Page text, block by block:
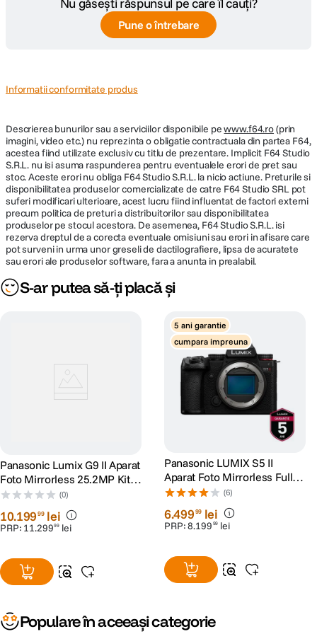
format 4:2:2*. Aceasta este adecvata pentru inregistrare video
profesionista care necesita monitorizare exacta a imaginilor sau pentru
inregistrare de inalta calitate pe dispozitive externe cu codec (cum ar fi
ProRes). Un suport de blocare a cablului pentru cablul HDMI este inclus in
Borna de intrare/iesire TC
Codul de timp poate fi sincronizat cu un dispozitiv extern cu ajutorul
cablului de conversie BNC inclus in pachet. Aceasta permite editarea cu
Intrarea LINIE se realizeaza printr-o mufa de microfon de 3,5 mm. Aceasta
face posibila redarea sunetului de pe un dispozitiv audio extern, pentru o
productie video mai eficienta.
Pune o întrebare
Informatii conformitate produs
Descrierea bunurilor sau a serviciilor disponibile pewww.f64.ro(prin
imagini, video etc.) nu reprezinta o obligatie contractuala din partea F64,
acestea fiind utilizate exclusiv cu titlu de prezentare. Implicit F64 Studio
S.R.L. nu isi asuma raspunderea pentru eventualele erori de pret sau
stoc. Aceste erori nu obliga F64 Studio S.R.L. la nicio actiune. Preturile si
disponibilitatea produselor comercializate de catre F64 Studio SRL pot
suferi modificari ulterioare, acest lucru fiind influentat de factori externi
precum politica de preturi a distribuitorilor sau disponibilitatea
produselor pe stocul acestora. De asemenea, F64 Studio S.R.L. isi
rezerva dreptul de a corecta eventuale omisiuni sau erori in afisare care
pot surveni in urma unor greseli de dactilografiere, lipsa de acuratete
sau erori ale produselor software, fara a anunta in prealabil.
S-ar putea să-ți placă și
Panasonic Lumix G9 II Aparat
Foto Mirrorless 25.2MP Kit
cu Obiectiv Leica 12-60mm
F2.8-4.0
(0)
10.19999 lei
PRP: 11.29999 lei
5 ani garantie
cumpara impreuna
Panasonic LUMIX S5 II
Aparat Foto Mirrorless Full
Frame 24.2MP
(6)
6.49999 lei
PRP:8.199 99 lei
Populare în aceeași categorie